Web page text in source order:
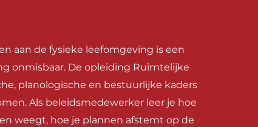
aan de fysieke leefomgeving is een
onmisbaar. De opleiding Ruimtelijke
planologische en bestuurlijke kaders
Als beleidsmedewerker leer je hoe
weegt, hoe je plannen afstemt op de